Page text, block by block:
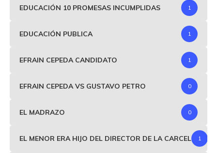
EDUCACIÓN 10 PROMESAS INCUMPLIDAS 1
EDUCACIÓN PUBLICA 1
EFRAIN CEPEDA CANDIDATO 1
EFRAIN CEPEDA VS GUSTAVO PETRO 0
EL MADRAZO 0
EL MENOR ERA HIJO DEL DIRECTOR DE LA CARCEL 1